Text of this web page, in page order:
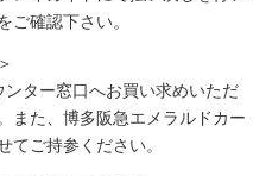
ご確認下さい。
ター窓口へお買い求めいただ
また、博多阪急エメラルドカー
てご持参ください。